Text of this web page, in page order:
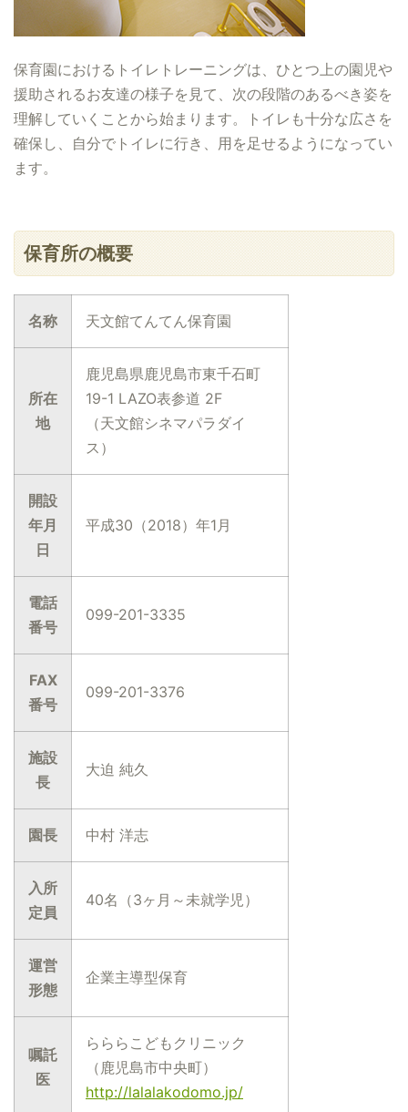
保育園におけるトイレトレーニングは、ひとつ上の園児や
援助されるお友達の様子を見て、次の段階のあるべき姿を
理解していくことから始まります。トイレも十分な広さを
確保し、自分でトイレに行き、用を足せるようになってい
ます。
保育所の概要
名称 天文館てんてん保育園
所在
地
鹿児島県鹿児島市東千石町
19-1 LAZO表参道 2F
（天文館シネマパラダイ
ス）
開設
年月
日
平成30（2018）年1月
電話
番号
099-201-3335
FAX
番号
099-201-3376
施設
長
大迫 純久
園長 中村 洋志
入所
定員
40名（3ヶ月～未就学児）
運営
形態
企業主導型保育
嘱託
医
らららこどもクリニック
（鹿児島市中央町）
http://lalalakodomo.jp/